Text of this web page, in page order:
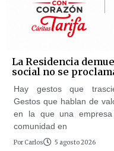
La Residencia
social no se
Hay gestos que
Gestos que hablan de
en la que una
comunidad en
Por Carlos 5 agosto 2026